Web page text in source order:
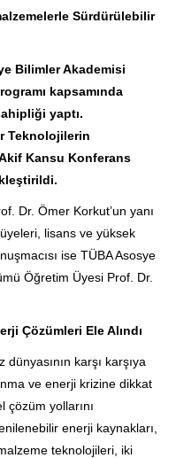
Sürdürülebilir
Bilimler Akademisi
kapsamında
yaptı.
Teknolojilerin
Kansu Konferans
Dr. Ömer Korkut’un yanı
lisans ve yüksek
ise TÜBA Asosye
Öğretim Üyesi Prof. Dr.
Çözümleri Ele Alındı
karşı karşıya
ve enerji krizine dikkat
yollarını
enerji kaynakları,
teknolojileri, iki